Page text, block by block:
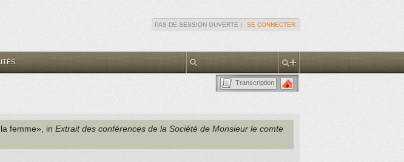
PAS DE SESSION OUVERTE | SE CONNECTER
Transcription
femme», in Extrait des conférences de la Société de Monsieur le comte